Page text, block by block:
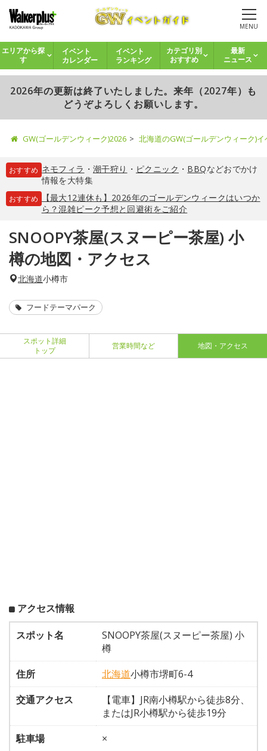
MENU
エリアから探
す
イベント
カレンダー
イベント
ランキング
カテゴリ別
おすすめ
最新
ニュース
2026年の更新は終了いたしました。来年（2027年）も
どうぞよろしくお願いします。
GW(ゴールデンウィーク)2026 北海道のGW(ゴールデンウィーク)
おすすめ ネモフィラ ・ 潮干狩り ・ ピクニック ・ BBQなどおでかけ
情報を大特集
おすすめ
【最大12連休も】2026年のゴールデンウィークはいつか
ら？混雑ピーク予想と回避術をご紹介
SNOOPY茶屋(スヌーピー茶屋) 小
樽の地図・アクセス
北海道小樽市
フードテーマパーク
スポット詳細
トップ
営業時間など 地図・アクセス
アクセス情報
スポット名
SNOOPY茶屋(スヌーピー茶屋) 小
樽
住所
北海道小樽市堺町6-4
交通アクセス
【電車】JR南小樽駅から徒歩8分、
またはJR小樽駅から徒歩19分
駐車場
×